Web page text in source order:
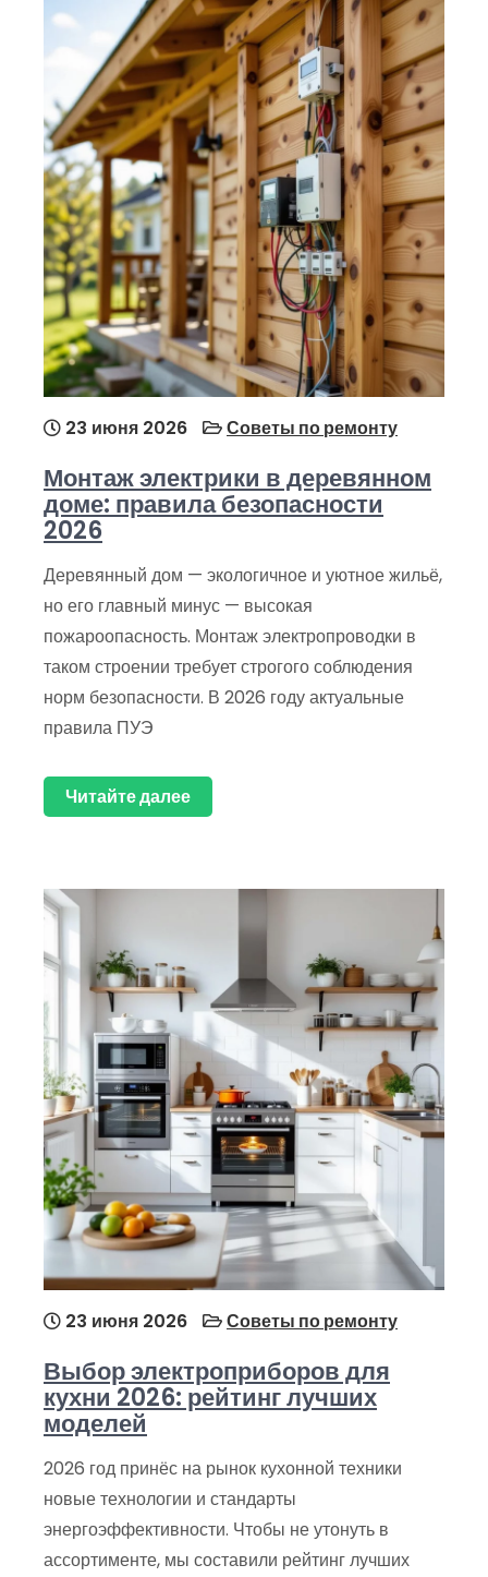
23 июня 2026 Советы по ремонту
Монтаж электрики в деревянном
доме: правила безопасности
2026
Деревянный дом — экологичное и уютное жильё,
но его главный минус — высокая
пожароопасность. Монтаж электропроводки в
таком строении требует строгого соблюдения
норм безопасности. В 2026 году актуальные
правила ПУЭ
Читайте далее
23 июня 2026 Советы по ремонту
Выбор электроприборов для
кухни 2026: рейтинг лучших
моделей
2026 год принёс на рынок кухонной техники
новые технологии и стандарты
энергоэффективности. Чтобы не утонуть в
ассортименте, мы составили рейтинг лучших